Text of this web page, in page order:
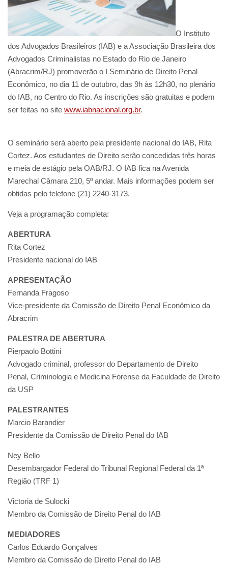
O Instituto
dos Advogados Brasileiros (IAB) e a Associação Brasileira dos
Advogados Criminalistas no Estado do Rio de Janeiro
(Abracrim/RJ) promoverão o I Seminário de Direito Penal
Econômico, no dia 11 de outubro, das 9h às 12h30, no plenário
do IAB, no Centro do Rio. As inscrições são gratuitas e podem
ser feitas no site www.iabnacional.org.br.
O seminário será aberto pela presidente nacional do IAB, Rita
Cortez. Aos estudantes de Direito serão concedidas três horas
e meia de estágio pela OAB/RJ. O IAB fica na Avenida
Marechal Câmara 210, 5º andar. Mais informações podem ser
obtidas pelo telefone (21) 2240-3173.
Veja a programação completa:
ABERTURA
Rita Cortez
Presidente nacional do IAB
APRESENTAÇÃO
Fernanda Fragoso
Vice-presidente da Comissão de Direito Penal Econômico da
Abracrim
PALESTRA DE ABERTURA
Pierpaolo Bottini
Advogado criminal, professor do Departamento de Direito
Penal, Criminologia e Medicina Forense da Faculdade de Direito
da USP
PALESTRANTES
Marcio Barandier
Presidente da Comissão de Direito Penal do IAB
Ney Bello
Desembargador Federal do Tribunal Regional Federal da 1ª
Região (TRF 1)
Victoria de Sulocki
Membro da Comissão de Direito Penal do IAB
MEDIADORES
Carlos Eduardo Gonçalves
Membro da Comissão de Direito Penal do IAB